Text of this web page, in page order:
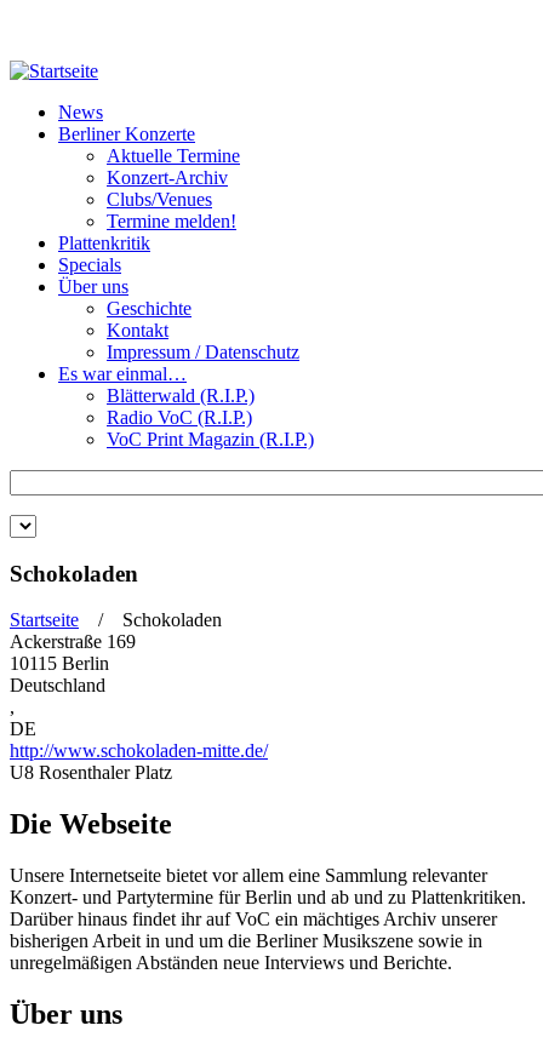
News
Berliner Konzerte
Aktuelle Termine
Konzert-Archiv
Clubs/Venues
Termine melden!
Plattenkritik
Specials
Über uns
Geschichte
Kontakt
Impressum / Datenschutz
Es war einmal…
Blätterwald (R.I.P.)
Radio VoC (R.I.P.)
VoC Print Magazin (R.I.P.)
Schokoladen
Sie sind hier
Startseite / Schokoladen
Ackerstraße 169
10115 Berlin
Deutschland
,
DE
http://www.schokoladen-mitte.de/
U8 Rosenthaler Platz
Die Webseite
Unsere Internetseite bietet vor allem eine Sammlung relevanter
Konzert- und Partytermine für Berlin und ab und zu Plattenkritiken.
Darüber hinaus findet ihr auf VoC ein mächtiges Archiv unserer
bisherigen Arbeit in und um die Berliner Musikszene sowie in
unregelmäßigen Abständen neue Interviews und Berichte.
Über uns